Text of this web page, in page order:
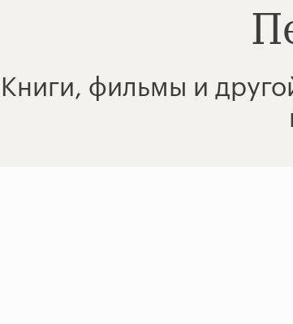
Книги, фильмы и